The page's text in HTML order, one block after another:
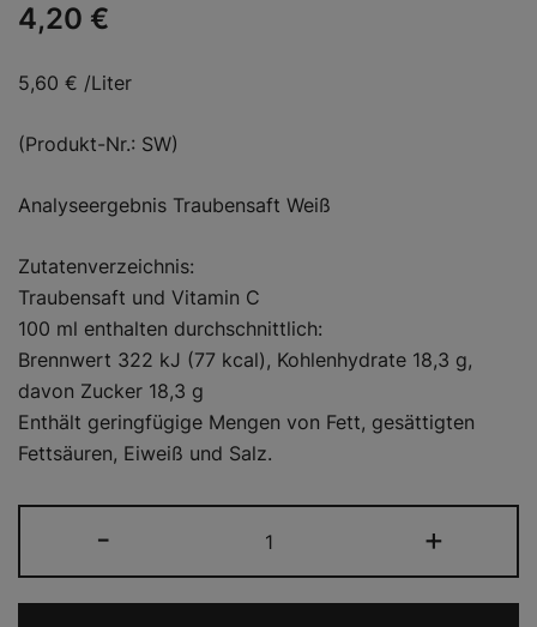
4,20 €
5,60 € /Liter
(Produkt-Nr.: SW)
Analyseergebnis Traubensaft Weiß
Zutatenverzeichnis:
Traubensaft und Vitamin C
100 ml enthalten durchschnittlich:
Brennwert 322 kJ (77 kcal), Kohlenhydrate 18,3 g,
davon Zucker 18,3 g
Enthält geringfügige Mengen von Fett, gesättigten
Fettsäuren, Eiweiß und Salz.
-
Weiß
Menge
+